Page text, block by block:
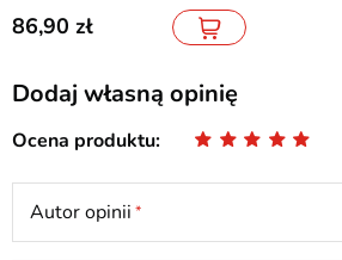
86,90
Dodaj własną opinię
Ocena produktu
Autor opinii